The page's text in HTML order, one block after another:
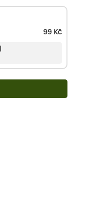
99 Kč